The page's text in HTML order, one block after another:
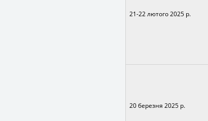
21-22 лютого 2025 р.
20 березня 2025 р.